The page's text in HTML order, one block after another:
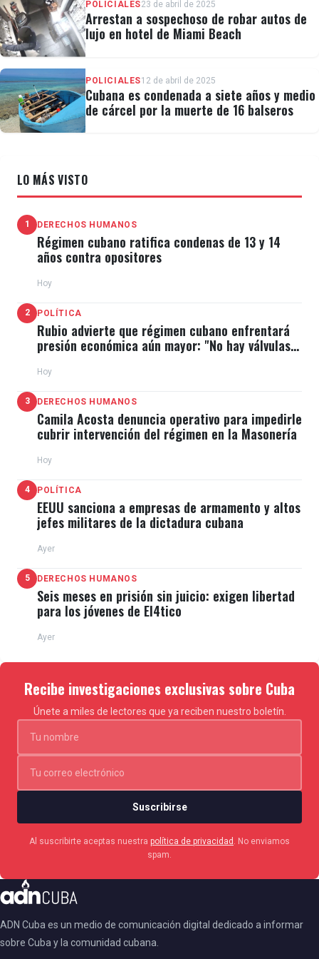
preventiva de accidentes
Ayer una…pic.twitter.com/5V2yyREvXB
— Rocío San Miguel (@rociosanmiguel)
December 13, 2023
Estos son los tambores con thinner que
explotaron luego que el vehículo de carga
pesada impactara con una decena de
vehículos al perder el control por un supuesto
desperfecto mecánico en la autopista Gran
Mariscal Ayacucho que conecta a Caracas con
Guarenas y Guatire.
Video…pic.twitter.com/zZcSDJEufu
— NTN24 Venezuela (@NTN24ve)
13, 2023
Confirmado y verificado este video de solo
minutos o segundos antes de la tragedia en la
autopista Gran Mariscal de Ayacucho entre
Caracas Guarenas dónde ascendió la cifra de
20 personas fallecidas y más de 19
lesionados, antes de que la gandola se
estrellara con estas personas.
pic.twitter.com/7Y7z1dCd1L
— Jesús Medina Ezaine (@jesusmedinae)
December 14, 2023
César Pérez Ampueda, viceministro para la Gestión
de Riesgo y Protección Civil, informó en su cuenta de
17 vehículos los involucrados en la tragedia.
Decenas de videos y fotos han sido publicadas en
POLICIALES23 de abril de 2025
Arrestan a sospechoso de robar autos de
lujo en hotel de Miami Beach
POLICIALES12 de abril de 2025
Cubana es condenada a siete años y medio
de cárcel por la muerte de 16 balseros
LO MÁS VISTO
1 DERECHOS HUMANOS
Régimen cubano ratifica condenas de 13 y 14
años contra opositores
Hoy
2 POLÍTICA
Rubio advierte que régimen cubano enfrentará
presión económica aún mayor: "No hay válvulas
Hoy
3 DERECHOS HUMANOS
Camila Acosta denuncia operativo para impedirle
cubrir intervención del régimen en la Masonería
Hoy
4 POLÍTICA
EEUU sanciona a empresas de armamento y altos
jefes militares de la dictadura cubana
Ayer
5 DERECHOS HUMANOS
Seis meses en prisión sin juicio: exigen libertad
para los jóvenes de El4tico
Ayer
Recibe investigaciones exclusivas sobre Cuba
Únete a miles de lectores que ya reciben nuestro boletín.
Suscribirse
Al suscribirte aceptas nuestra política de privacidad
. No enviamos
spam.
ADN Cuba es un medio de comunicación digital dedicado a informar
sobre Cuba y la comunidad cubana.